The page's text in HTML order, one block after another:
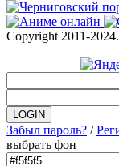
Copyright 2011-
Забыл пароль? /
выбрать фон